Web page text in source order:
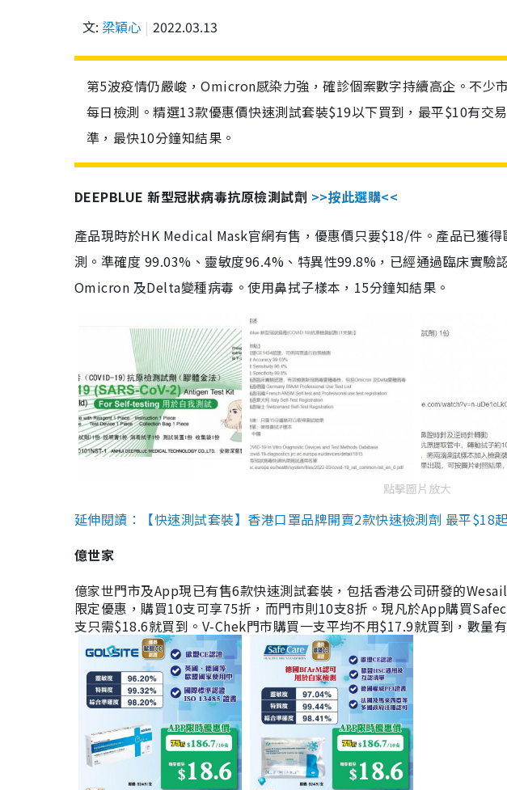
文: 梁穎心 2022.03.13
第5波疫情仍嚴峻，Omicron感染力強，確診個案數字持續高企。不少
每日檢測。精選13款優惠價快速測試套裝$19以下買到，最平$10有交
準，最快10分鐘知結果。
DEEPBLUE 新型冠狀病毒抗原檢測試劑 >>按此選購<<
產品現時於HK Medical Mask官網有售，優惠價只要$18/件。產品已獲
測。準確度 99.03%、靈敏度96.4%、特異性99.8%，已經通過臨床實驗
Omicron 及Delta變種病毒。使用鼻拭子樣本，15分鐘知結果。
點擊圖片放大
延伸閱讀：【快速測試套裝】香港口罩品牌開賣2款快速檢測劑 最平
億世家
億家世門市及App現已有售6款快速測試套裝，包括香港公司研發的
限定優惠，購買10支可享75折，而門市則10支8折。現凡於App購買
支只需$18.6就買到。V-Chek門市購買一支平均不用$17.9就買到，數量